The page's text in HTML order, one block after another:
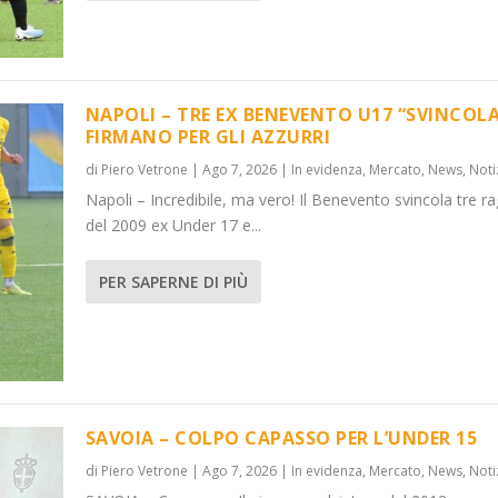
15
NAPOLI – TRE EX BENEVENTO U17
FIRMANO PER GLI AZZURRI
di Piero Vetrone | Ago 7, 2026| In evidenza, Mercato, News,
Napoli – Incredibile, ma vero! Il Benevento svincola tre
del 2009 ex Under 17 e...
PER SAPERNE DI PIÙ
SAVOIA – COLPO CAPASSO PER L’UNDER 15
di Piero Vetrone | Ago 7, 2026| In evidenza, Mercato, News,